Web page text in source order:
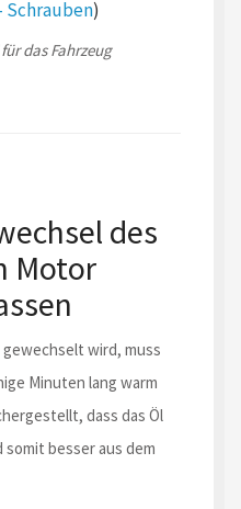
Schrauben)
das Fahrzeug
des
Motor
wird, muss
Minuten lang warm
dass das Öl
besser aus dem